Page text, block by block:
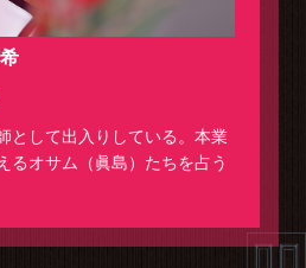
として出入りしている。本業
るオサム（眞島）たちを占う